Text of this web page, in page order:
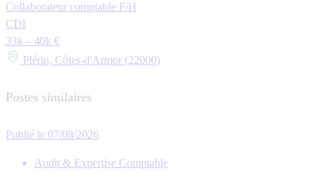
Collaborateur comptable F/H
CDI
33k – 40k €
Plérin, Côtes-d'Armor (22000)
Postes similaires
Publié le 07/08/2026
Audit & Expertise Comptable